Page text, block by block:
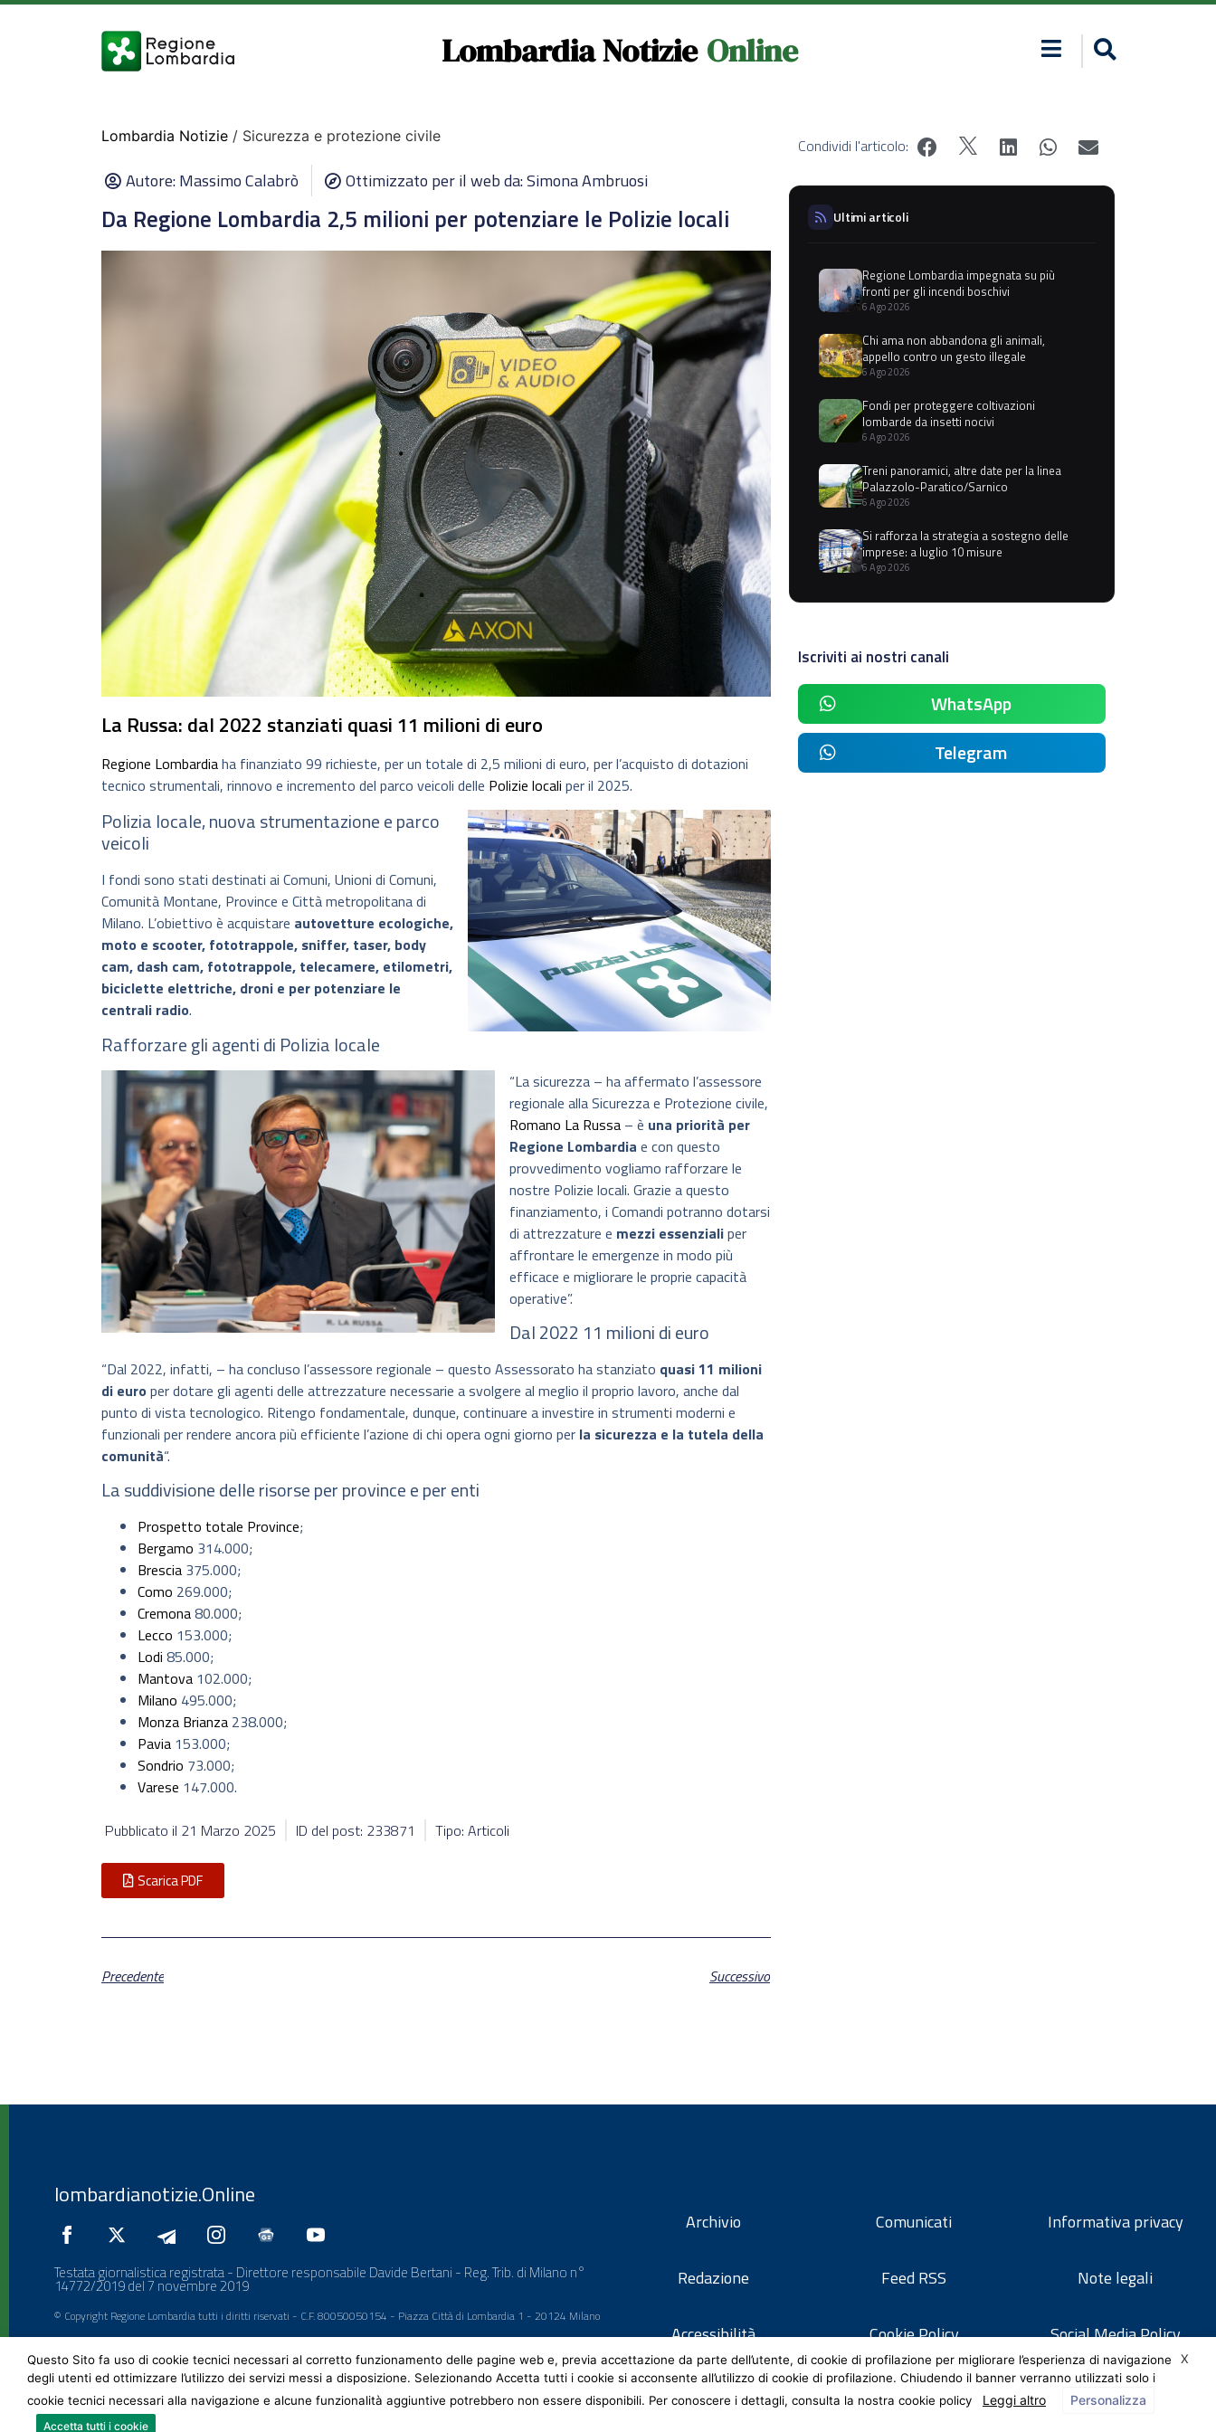
Lombardia Notizie Online
Lombardia Notizie / Sicurezza e protezione civile
Autore:Massimo Calabrò Ottimizzato per il web da: Simona Ambruosi
Da Regione Lombardia 2,5 milioni per potenziare le Polizie locali
La Russa: dal 2022 stanziati quasi 11 milioni di euro
Regione Lombardiaha finanziato 99 richieste, per un totale di 2,5 milioni di euro, per l’acquisto di dotazioni
tecnico strumentali, rinnovo e incremento del parco veicoli delle Polizie locali per il 2025.
Polizia locale, nuova strumentazione e parco
veicoli
I fondi sono stati destinati ai Comuni, Unioni di Comuni,
Comunità Montane, Province e Città metropolitana di
Milano. L’obiettivo è acquistare autovetture ecologiche,
moto e scooter, fototrappole, sniffer, taser, body
cam, dash cam, fototrappole, telecamere, etilometri,
biciclette elettriche, droni e per potenziare le
centrali radio.
Rafforzare gli agenti di Polizia locale
“La sicurezza – ha affermato l’assessore
regionale alla Sicurezza e Protezione civile,
Romano La Russa – è una priorità per
Regione Lombardia e con questo
provvedimento vogliamo rafforzare le
nostre Polizie locali. Grazie a questo
finanziamento, i Comandi potranno dotarsi
di attrezzature e mezzi essenzialiper
affrontare le emergenze in modo più
efficace e migliorare le proprie capacità
operative”.
Dal 2022 11 milioni di euro
“Dal 2022, infatti, – ha concluso l’assessore regionale – questo Assessorato ha stanziato quasi 11 milioni
di euro per dotare gli agenti delle attrezzature necessarie a svolgere al meglio il proprio lavoro, anche dal
punto di vista tecnologico. Ritengo fondamentale, dunque, continuare a investire in strumenti moderni e
funzionali per rendere ancora più efficiente l’azione di chi opera ogni giorno per la sicurezza e la tutela della
comunità“.
La suddivisione delle risorse per province e per enti
Prospetto totale Province;
Bergamo 314.000;
Brescia 375.000;
Como 269.000;
Cremona80.000;
Lecco 153.000;
Lodi 85.000;
Mantova 102.000;
Milano 495.000;
Monza Brianza 238.000;
Pavia 153.000;
Sondrio 73.000;
Varese 147.000.
Pubblicato il 21 Marzo 2025 ID del post: 233871 Tipo: Articoli
Scarica PDF
Precedente Successivo
Condividi l'articolo:
Ultimi articoli
Regione Lombardia impegnata su più
fronti per gli incendi boschivi
6 Ago 2026
Chi ama non abbandona gli animali,
appello contro un gesto illegale
6 Ago 2026
Fondi per proteggere coltivazioni
lombarde da insetti nocivi
6 Ago 2026
Treni panoramici, altre date per la linea
Palazzolo-Paratico/Sarnico
6 Ago 2026
Si rafforza la strategia a sostegno delle
imprese: a luglio 10 misure
6 Ago 2026
Iscriviti ai nostri canali
WhatsApp
Telegram
lombardianotizie.Online
Testata giornalistica registrata - Direttore responsabile Davide Bertani - Reg. Trib. di Milano n°
14772/2019 del 7 novembre 2019
© Copyright Regione Lombardia tutti i diritti riservati - C.F. 80050050154 - Piazza Città di Lombardia 1 - 20124 Milano
Archivio
Redazione
Accessibilità
Comunicati
Feed RSS
Cookie Policy
Informativa privacy
Note legali
Social Media Policy
X
Questo Sito fa uso di cookie tecnici necessari al corretto funzionamento delle pagine web e, previa accettazione da parte dell’utente, di cookie di profilazione per migliorare l’esperienza di navigazione
degli utenti ed ottimizzare l’utilizzo dei servizi messi a disposizione. Selezionando Accetta tutti i cookie si acconsente all’utilizzo di cookie di profilazione. Chiudendo il banner verranno utilizzati solo i
cookie tecnici necessari alla navigazione e alcune funzionalità aggiuntive potrebbero non essere disponibili. Per conoscere i dettagli, consulta la nostra cookie policy
Leggi altro Personalizza
Accetta tutti i cookie